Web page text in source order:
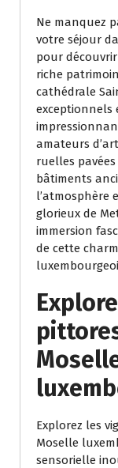
Ne manquez
votre séjour
pour
riche
cathédrale
exceptionnels
amateurs
ruelles
bâtiments
l’atmosphère
glorieux de
immersion
de cette
Explorez les
Moselle
sensorielle